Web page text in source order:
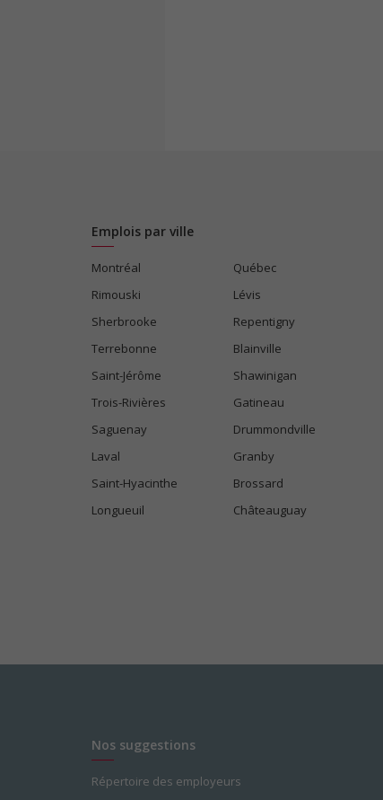
Emplois par ville
Montréal
Québec
Rimouski
Lévis
Sherbrooke
Repentigny
Terrebonne
Blainville
Saint-Jérôme
Shawinigan
Trois-Rivières
Gatineau
Saguenay
Drummondville
Laval
Granby
Saint-Hyacinthe
Brossard
Longueuil
Châteauguay
Nos suggestions
Répertoire des employeurs